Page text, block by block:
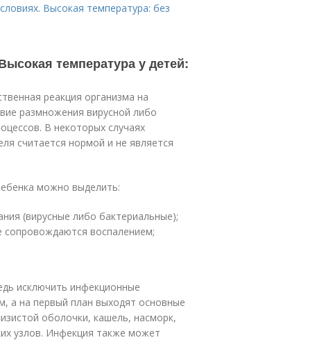
Высокая температура: без
температура у детей:
реакция организма на
размножения вирусной либо
В некоторых случаях
считается нормой и не является
можно выделить:
(вирусные либо бактериальные);
сопровождаются воспалением;
исключить инфекционные
а на первый план выходят основные
оболочки, кашель, насморк,
узлов. Инфекция также может